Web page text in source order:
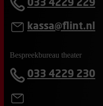
033 4229 229
kassa@flint.nl
Bespreekbureau theater
033 4229 230